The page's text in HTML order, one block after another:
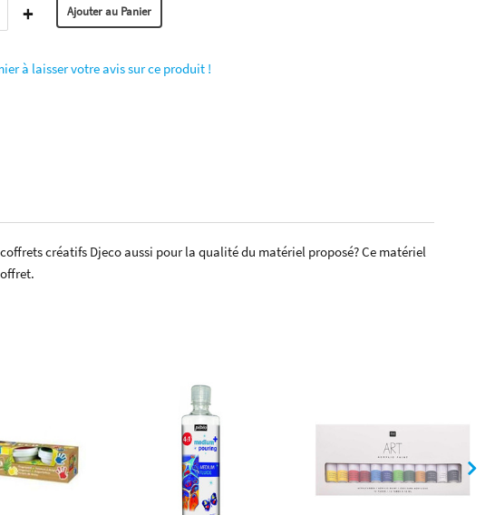
+
à laisser votre avis sur ce produit !
créatifs Djeco aussi pour la qualité du matériel proposé? Ce matériel